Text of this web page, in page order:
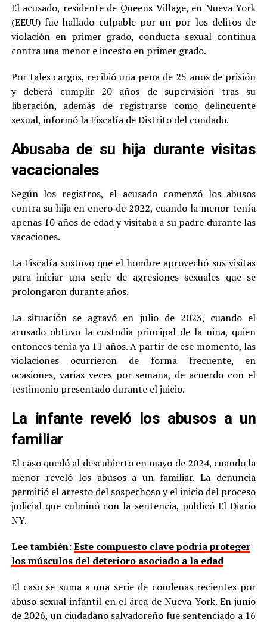
El acusado, residente de Queens Village, en Nueva York
(EEUU) fue hallado culpable por un por los delitos de
violación en primer grado, conducta sexual continua
contra una menor e incesto en primer grado.
Por tales cargos, recibió una pena de 25 años de prisión
y deberá cumplir 20 años de supervisión tras su
liberación, además de registrarse como delincuente
sexual, informó la Fiscalía de Distrito del condado.
Abusaba de su hija durante visitas
vacacionales
Según los registros, el acusado comenzó los abusos
contra su hija en enero de 2022, cuando la menor tenía
apenas 10 años de edad y visitaba a su padre durante las
vacaciones.
La Fiscalía sostuvo que el hombre aprovechó sus visitas
para iniciar una serie de agresiones sexuales que se
prolongaron durante años.
La situación se agravó en julio de 2023, cuando el
acusado obtuvo la custodia principal de la niña, quien
entonces tenía ya 11 años. A partir de ese momento, las
violaciones ocurrieron de forma frecuente, en
ocasiones, varias veces por semana, de acuerdo con el
testimonio presentado durante el juicio.
La infante reveló los abusos a un
familiar
El caso quedó al descubierto en mayo de 2024, cuando la
menor reveló los abusos a un familiar. La denuncia
permitió el arresto del sospechoso y el inicio del proceso
judicial que culminó con la sentencia, publicó El Diario
NY.
Lee también:Este compuesto clave podría proteger
los músculos del deterioro asociado a la edad
El caso se suma a una serie de condenas recientes por
abuso sexual infantil en el área de Nueva York. En junio
de 2026, un ciudadano salvadoreño fue sentenciado a 16